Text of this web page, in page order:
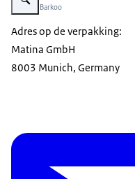
Beeld: © Barkoo
Adres op de verpakking:
Matina GmbH
8003 Munich, Germany